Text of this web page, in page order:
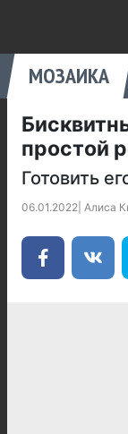
МОЗАИКА
простой
Готовить
06.01.2022 Алиса